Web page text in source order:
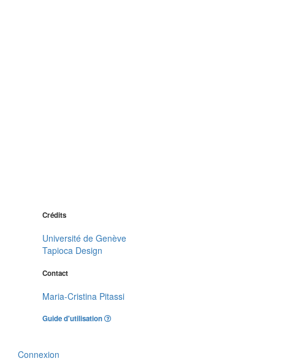
Crédits
Université de Genève
Tapioca Design
Contact
Maria-Cristina Pitassi
Guide d'utilisation
Connexion